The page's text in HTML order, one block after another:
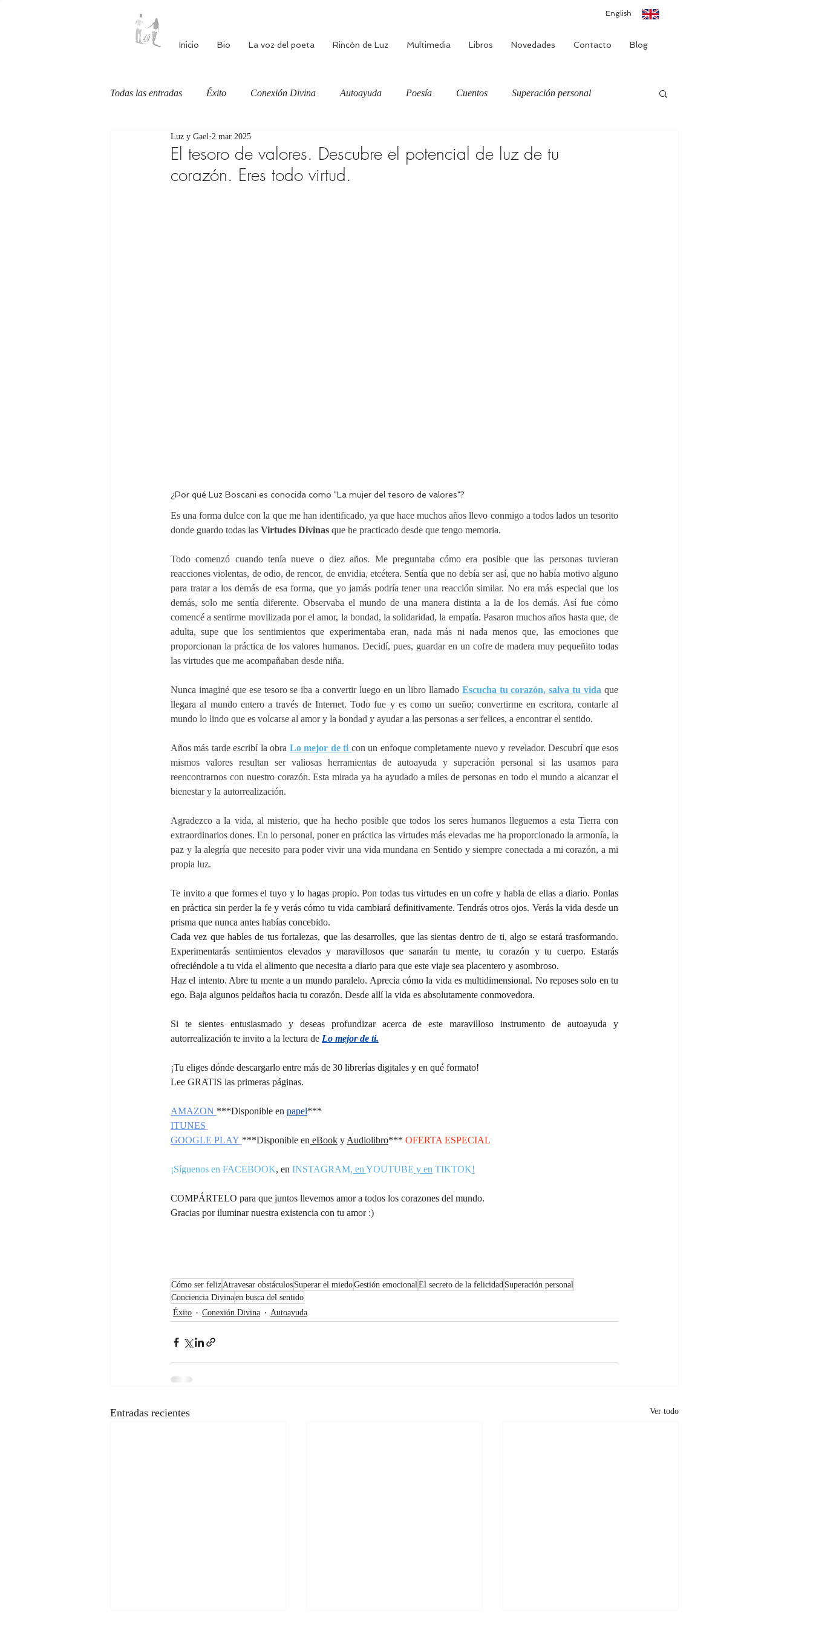
English
Inicio Bio La voz del poeta Rincón de Luz Multimedia Libros Novedades Contacto Blog
Todas las entradas Éxito Conexión Divina Autoayuda Poesía Cuentos Superación personal
Autoestima Alimentación consciente
El tesoro de valores. Descubre el potencial de luz de tu
corazón. Eres todo virtud.
Luz y Gael 2 mar 2025
¿Por qué Luz Boscani es conocida como "La mujer del tesoro de valores"?
Es una forma dulce con la que me han identificado, ya que hace muchos años llevo conmigo a todos lados un tesorito
donde guardo todas las Virtudes Divinas que he practicado desde que tengo memoria.
Todo comenzó cuando tenía nueve o diez años. Me preguntaba cómo era posible que las personas tuvieran
reacciones violentas, de odio, de rencor, de envidia, etcétera. Sentía que no debía ser así, que no había motivo alguno
para tratar a los demás de esa forma, que yo jamás podría tener una reacción similar. No era más especial que los
demás, solo me sentía diferente. Observaba el mundo de una manera distinta a la de los demás. Así fue cómo
comencé a sentirme movilizada por el amor, la bondad, la solidaridad, la empatía. Pasaron muchos años hasta que, de
adulta, supe que los sentimientos que experimentaba eran, nada más ni nada menos que, las emociones que
proporcionan la práctica de los valores humanos. Decidí, pues, guardar en un cofre de madera muy pequeñito todas
las virtudes que me acompañaban desde niña.
Nunca imaginé que ese tesoro se iba a convertir luego en un libro llamado Escucha tu corazón, salva tu vida que
llegara al mundo entero a través de Internet. Todo fue y es como un sueño; convertirme en escritora, contarle al
mundo lo lindo que es volcarse al amor y la bondad y ayudar a las personas a ser felices, a encontrar el sentido.
Años más tarde escribí la obra Lo mejor de ti con un enfoque completamente nuevo y revelador. Descubrí que esos
mismos valores resultan ser valiosas herramientas de autoayuda y superación personal si las usamos para
reencontrarnos con nuestro corazón. Esta mirada ya ha ayudado a miles de personas en todo el mundo a alcanzar el
bienestar y la autorrealización.
Agradezco a la vida, al misterio, que ha hecho posible que todos los seres humanos lleguemos a esta Tierra con
extraordinarios dones. En lo personal, poner en práctica las virtudes más elevadas me ha proporcionado la armonía, la
paz y la alegría que necesito para poder vivir una vida mundana en Sentido y siempre conectada a mi corazón, a mi
propia luz.
Te invito a que formes el tuyo y lo hagas propio. Pon todas tus virtudes en un cofre y habla de ellas a diario. Ponlas
en práctica sin perder la fe y verás cómo tu vida cambiará definitivamente. Tendrás otros ojos. Verás la vida desde un
prisma que nunca antes habías concebido.
Cada vez que hables de tus fortalezas, que las desarrolles, que las sientas dentro de ti, algo se estará trasformando.
Experimentarás sentimientos elevados y maravillosos que sanarán tu mente, tu corazón y tu cuerpo. Estarás
ofreciéndole a tu vida el alimento que necesita a diario para que este viaje sea placentero y asombroso.
Haz el intento. Abre tu mente a un mundo paralelo. Aprecia cómo la vida es multidimensional. No reposes solo en tu
ego. Baja algunos peldaños hacia tu corazón. Desde allí la vida es absolutamente conmovedora.
Si te sientes entusiasmado y deseas profundizar acerca de este maravilloso instrumento de autoayuda y
autorrealización te invito a la lectura de Lo mejor de ti.
¡Tu eliges dónde descargarlo entre más de 30 librerías digitales y en qué formato!
Lee GRATIS las primeras páginas.
AMAZON ***Disponible en papel***
ITUNES
GOOGLE PLAY ***Disponible en eBook y Audiolibro*** OFERTA ESPECIAL
¡Síguenos en FACEBOOK, en INSTAGRAM, en YOUTUBE y en TIKTOK!
COMPÁRTELO para que juntos llevemos amor a todos los corazones del mundo.
Gracias por iluminar nuestra existencia con tu amor :)
Cómo ser felizAtravesar obstáculos Superar el miedoGestión emocionalEl secreto de la felicidad Superación personal
Conciencia Divinaen busca del sentido
Éxito
Conexión Divina Autoayuda
Entradas recientes Ver todo